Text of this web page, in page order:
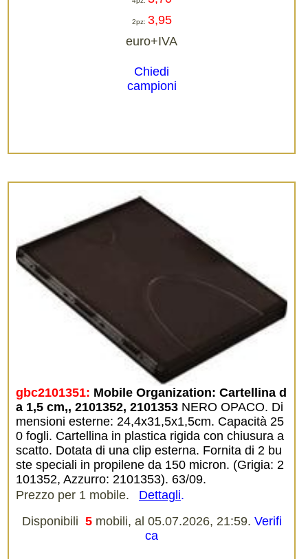
2pz: 3,95
euro+IVA
Chiedi
campioni
gbc2101351: Mobile Organization: Cartellina d
a 1,5 cm,, 2101352, 2101353 NERO OPACO. Di
mensioni esterne: 24,4x31,5x1,5cm. Capacità 25
0 fogli. Cartellina in plastica rigida con chiusura a
scatto. Dotata di una clip esterna. Fornita di 2 bu
ste speciali in propilene da 150 micron. (Grigia: 2
101352, Azzurro: 2101353). 63/09.
Prezzo per 1 mobile.
Dettagli.
Disponibili 5 mobili, al 05.07.2026, 21:59. Verifi
ca